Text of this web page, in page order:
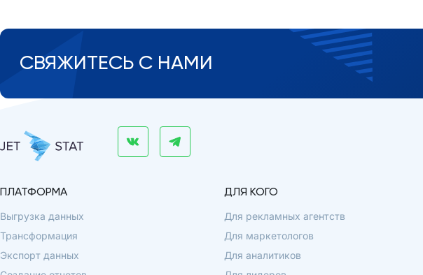
СВЯЖИТЕСЬ С НАМИ
ПЛАТФОРМА
Выгрузка данных
Трансформация
Экспорт данных
ДЛЯ КОГО
Для рекламных агентств
Для маркетологов
Для аналитиков